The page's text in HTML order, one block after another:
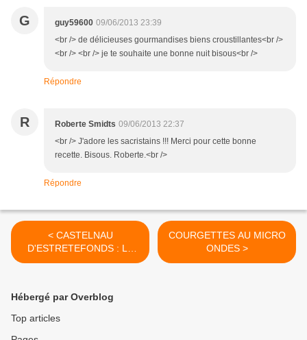
G guy59600 09/06/2013 23:39
<br /> de délicieuses gourmandises biens croustillantes<br />
<br /> <br /> je te souhaite une bonne nuit bisous<br />
Répondre
R Roberte Smidts 09/06/2013 22:37
<br /> J'adore les sacristains !!! Merci pour cette bonne
recette. Bisous. Roberte.<br />
Répondre
< CASTELNAU
D'ESTRETEFONDS : LA
TABLE DES
COURGETTES AU MICRO
ONDES >
Hébergé par Overblog
Top articles